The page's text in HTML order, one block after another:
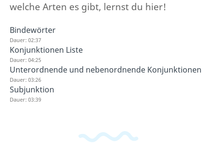
welche Arten es gibt, lernst du hier!
Bindewörter
Dauer: 02:37
Konjunktionen Liste
Dauer: 04:25
Unterordnende und nebenordnende Konjunktionen
Dauer: 03:26
Subjunktion
Dauer: 03:39